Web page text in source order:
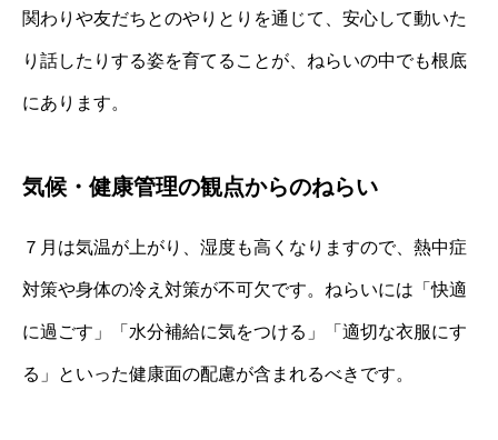
関わりや友だちとのやりとりを通じて、安心して動いた
り話したりする姿を育てることが、ねらいの中でも根底
にあります。
気候・健康管理の観点からのねらい
７月は気温が上がり、湿度も高くなりますので、熱中症
対策や身体の冷え対策が不可欠です。ねらいには「快適
に過ごす」「水分補給に気をつける」「適切な衣服にす
る」といった健康面の配慮が含まれるべきです。